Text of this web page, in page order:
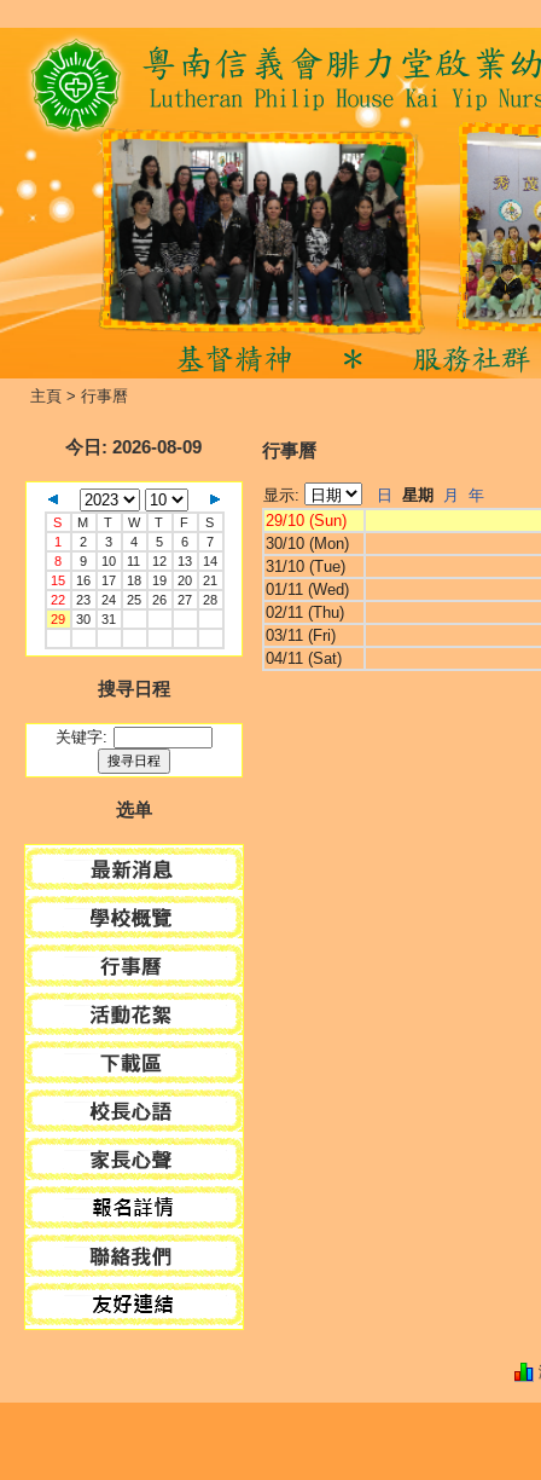
主頁 > 行事曆
今日 : 2026-08-09
S M T W T F
S
1
2 3 4 5 6
7
8
9 10 11 12 13
14
15
16 17 18 19 20
21
22
23 24 25 26 27
28
29
30 31
搜寻日程
关键字:
选单
行事曆
显示: 日 星期 月
年
29/10 (Sun)
30/10 (Mon)
31/10 (Tue)
01/11 (Wed)
02/11 (Thu)
03/11 (Fri)
04/11 (Sat)